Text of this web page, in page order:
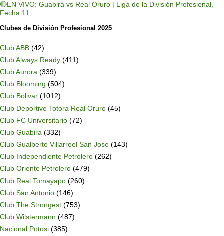
🔴EN VIVO: Guabirá vs Real Oruro | Liga de la División Profesional,
Fecha 11
Clubes de División Profesional 2025
Club ABB (42)
Club Always Ready (411)
Club Aurora (339)
Club Blooming (504)
Club Bolivar (1012)
Club Deportivo Totora Real Oruro (45)
Club FC Universitario (72)
Club Guabira (332)
Club Gualberto Villarroel San Jose (143)
Club Independiente Petrolero (262)
Club Oriente Petrolero (479)
Club Real Tomayapo (260)
Club San Antonio (146)
Club The Strongest (753)
Club Wilstermann (487)
Nacional Potosi (385)